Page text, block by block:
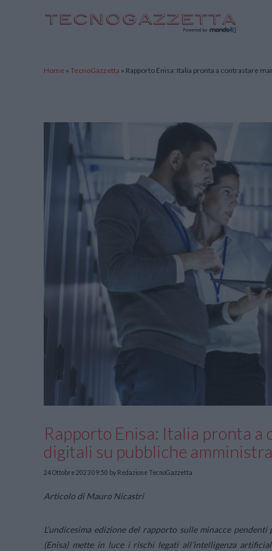
Home » TecnoGazzetta » Rapporto Enisa: Italia pronta a contrastare
Rapporto Enisa: Italia pronta
digitali su pubbliche
24 Ottobre 2023 09:50 by Redazione TecnoGazzetta
Articolo di Mauro Nicastri
L’undicesima edizione del rapporto sulle minacce
(Enisa) mette in luce i rischi legati all’intelligenza